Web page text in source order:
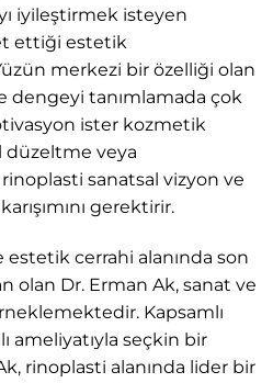
iyileştirmek isteyen
ettiği estetik
merkezi bir özelliği olan
dengeyi tanımlamada çok
ister kozmetik
düzeltme veya
sanatsal vizyon ve
gerektirir.
cerrahi alanında son
olan Dr. Erman Ak, sanat ve
Kapsamlı
ameliyatıyla seçkin bir
rinoplasti alanında lider bir